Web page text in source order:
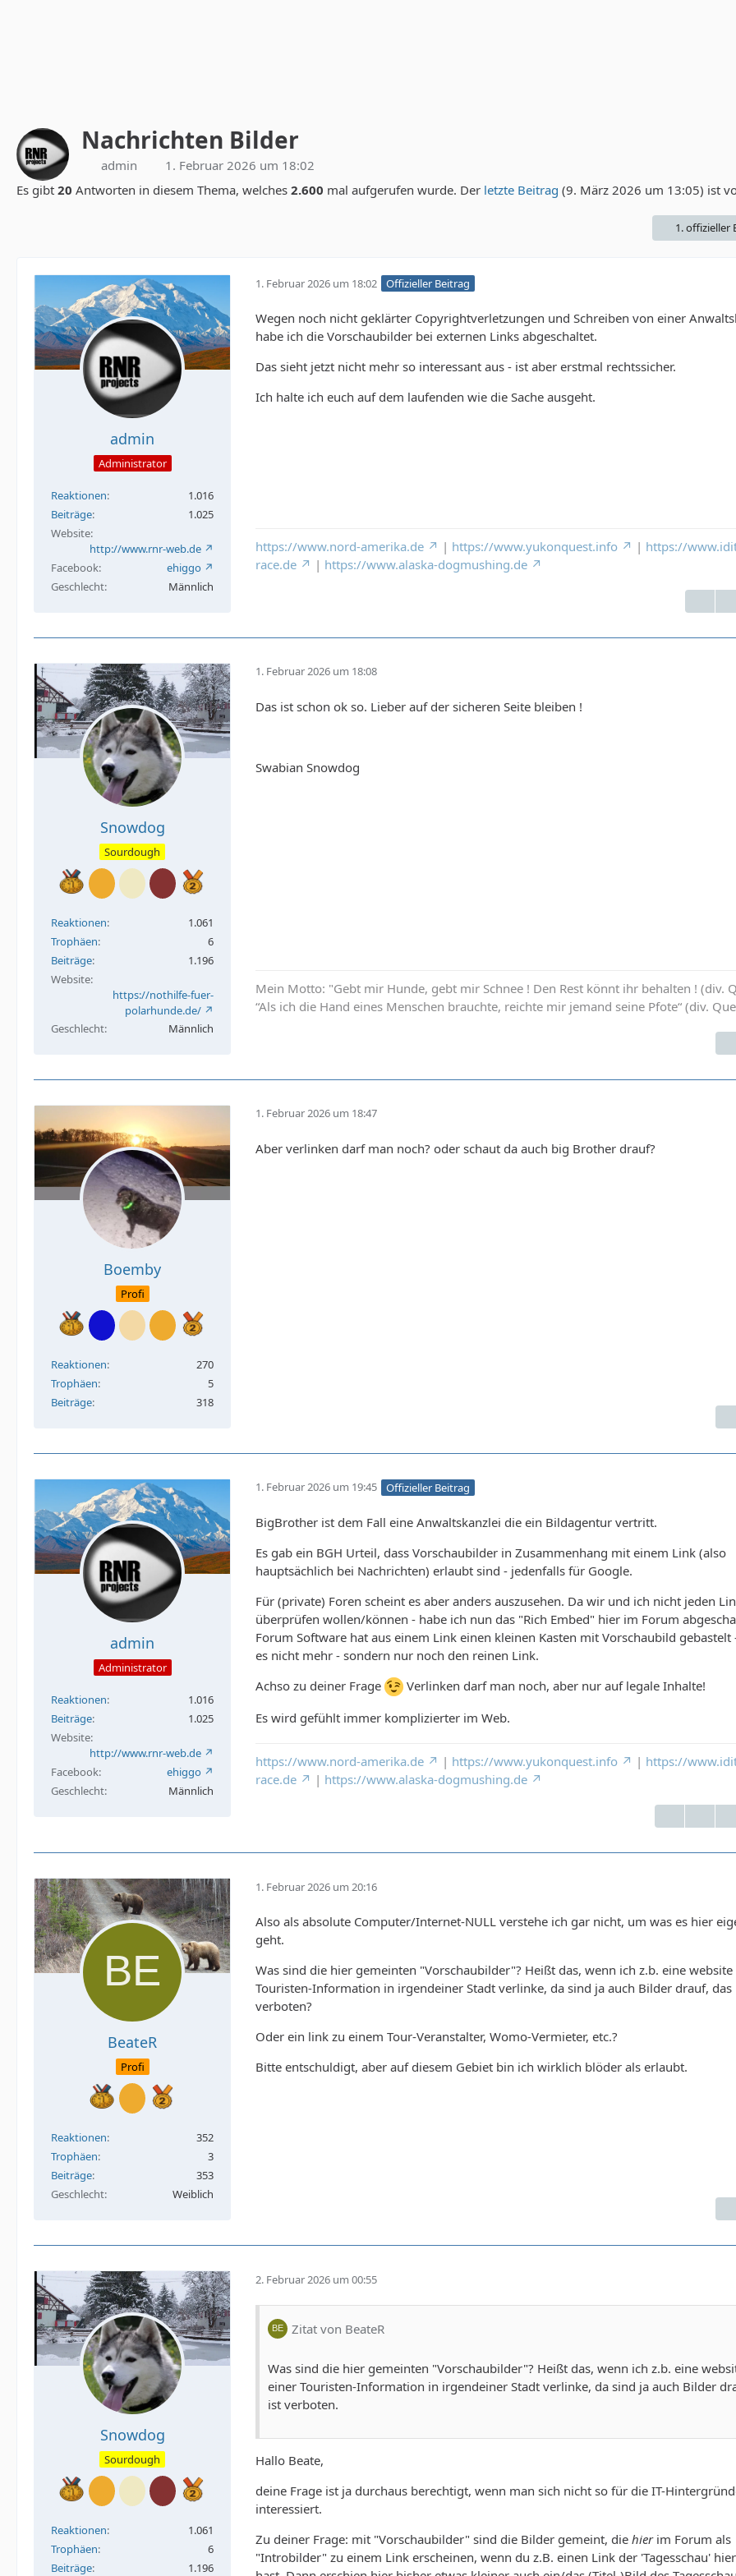
Nachrichten Bilder
admin
1. Februar 2026 um 18:02
Es gibt 20 Antworten in diesem Thema, welches 2.600 mal aufgerufen wurde. Der letzte Beitrag (9. März 2026 um 13:05) ist
1. offizieller
admin
Administrator
Reaktionen
1.016
Beiträge
1.025
Website
http://www.rnr-web.de
Facebook
ehiggo
Geschlecht
Männlich
1. Februar 2026 um 18:02 Offizieller Beitrag
Wegen noch nicht geklärter Copyrightverletzungen und Schreiben von einer
habe ich die Vorschaubilder bei externen Links abgeschaltet.
Das sieht jetzt nicht mehr so interessant aus - ist aber erstmal rechtssicher.
Ich halte ich euch auf dem laufenden wie die Sache ausgeht.
https://www.nord-amerika.de | https://www.yukonquest.info | https://
race.de
| https://www.alaska-dogmushing.de
Snowdog
Sourdough
Reaktionen
1.061
Trophäen
6
Beiträge
1.196
Website
https://nothilfe-fuer-
polarhunde.de/
Geschlecht
Männlich
1. Februar 2026 um 18:08
Das ist schon ok so. Lieber auf der sicheren Seite bleiben !
Swabian Snowdog
Mein Motto: "Gebt mir Hunde, gebt mir Schnee ! Den Rest könnt ihr behalten ! (div.
“Als ich die Hand eines Menschen brauchte, reichte mir jemand seine Pfote“ (div.
Boemby
Profi
Reaktionen
270
Trophäen
5
Beiträge
318
1. Februar 2026 um 18:47
Aber verlinken darf man noch? oder schaut da auch big Brother drauf?
admin
Administrator
Reaktionen
1.016
Beiträge
1.025
Website
http://www.rnr-web.de
Facebook
ehiggo
Geschlecht
Männlich
1. Februar 2026 um 19:45 Offizieller Beitrag
BigBrother ist dem Fall eine Anwaltskanzlei die ein Bildagentur vertritt.
Es gab ein BGH Urteil, dass Vorschaubilder in Zusammenhang mit einem Link (also
hauptsächlich bei Nachrichten) erlaubt sind - jedenfalls für Google.
Für (private) Foren scheint es aber anders auszusehen. Da wir und ich nicht jeden
überprüfen wollen/können - habe ich nun das "Rich Embed" hier im Forum
Forum Software hat aus einem Link einen kleinen Kasten mit Vorschaubild gebastelt
es nicht mehr - sondern nur noch den reinen Link.
Achso zu deiner Frage
Verlinken darf man noch, aber nur auf legale Inhalte!
Es wird gefühlt immer komplizierter im Web.
https://www.nord-amerika.de | https://www.yukonquest.info | https://
race.de
| https://www.alaska-dogmushing.de
BeateR
Profi
Reaktionen
352
Trophäen
3
Beiträge
353
Geschlecht
Weiblich
1. Februar 2026 um 20:16
Also als absolute Computer/Internet-NULL verstehe ich gar nicht, um was es hier
geht.
Was sind die hier gemeinten "Vorschaubilder"? Heißt das, wenn ich z.b. eine
Touristen-Information in irgendeiner Stadt verlinke, da sind ja auch Bilder drauf, das
verboten?
Oder ein link zu einem Tour-Veranstalter, Womo-Vermieter, etc.?
Bitte entschuldigt, aber auf diesem Gebiet bin ich wirklich blöder als erlaubt.
Snowdog
Sourdough
Reaktionen
1.061
Trophäen
6
Beiträge
1.196
2. Februar 2026 um 00:55
Zitat von BeateR
Was sind die hier gemeinten "Vorschaubilder"? Heißt das, wenn ich z.b. eine
einer Touristen-Information in irgendeiner Stadt verlinke, da sind ja auch Bilder
ist verboten.
Hallo Beate,
deine Frage ist ja durchaus berechtigt, wenn man sich nicht so für die IT-
interessiert.
Zu deiner Frage: mit "Vorschaubilder" sind die Bilder gemeint, die hier im Forum als
"Introbilder" zu einem Link erscheinen, wenn du z.B. einen Link der 'Tagesschau'